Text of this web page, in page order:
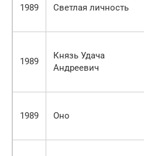
1989 Светлая личность
1989
Князь Удача
Андреевич
1989 Оно